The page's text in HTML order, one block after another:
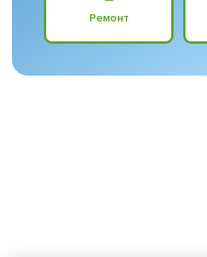
Ремонт